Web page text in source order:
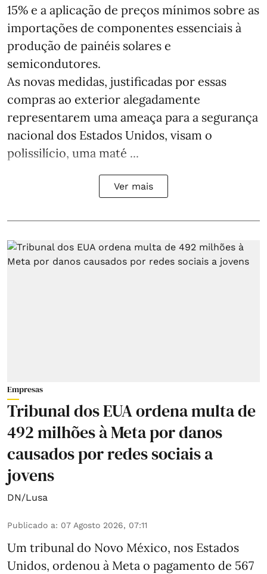
15% e a aplicação de preços mínimos sobre as
importações de componentes essenciais à
produção de painéis solares e
semicondutores.
As novas medidas, justificadas por essas
compras ao exterior alegadamente
representarem uma ameaça para a segurança
nacional dos Estados Unidos, visam o
polissilício, uma maté ...
Ver mais
Empresas
Tribunal dos EUA ordena multa de
492 milhões à Meta por danos
causados por redes sociais a
jovens
DN/Lusa
Publicado a: 07 Agosto 2026, 07:11
Um tribunal do Novo México, nos Estados
Unidos, ordenou à Meta o pagamento de 567